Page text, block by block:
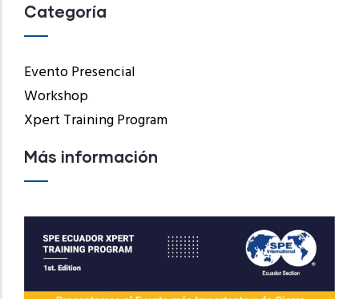
Categoría
Evento Presencial
Workshop
Xpert Training Program
Más información